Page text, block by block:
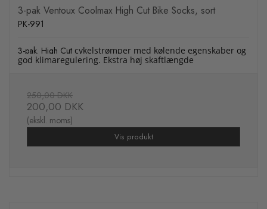
3-pak Ventoux Coolmax High Cut Bike Socks, sort
PK-991
3-pak. High Cut cykelstrømper med kølende egenskaber og
god klimaregulering. Ekstra høj skaftlængde
250,00 DKK
200,00 DKK
(ekskl. moms)
Vis produkt